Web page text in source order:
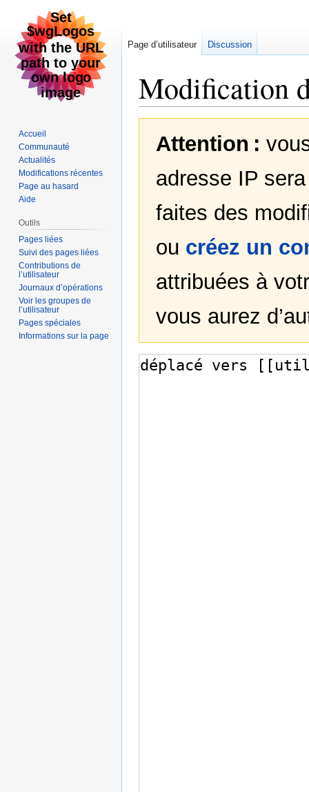
Modification
navigation
recherche
Attention :
adresse IP
faites des
ou créez un
attribuées à
vous aurez
Page d’utilisateur Discussion
Accueil
Communauté
Actualités
Modifications récentes
Page au hasard
Aide
Outils
Pages liées
Suivi des pages liées
Contributions de
l’utilisateur
Journaux d’opérations
Voir les groupes de
l’utilisateur
Pages spéciales
Informations sur la page